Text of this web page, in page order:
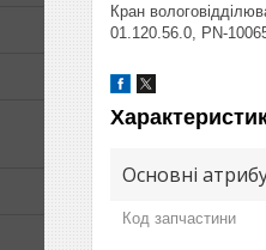
Кран
01.120.56.0, PN-
Основні
Код запчастини